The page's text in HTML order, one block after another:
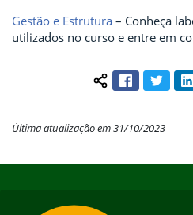
Gestão e Estrutura – Conheça
utilizados no curso e entre em
Compartilhar
FacebookTwitter
Última atualização em 31/10/2023